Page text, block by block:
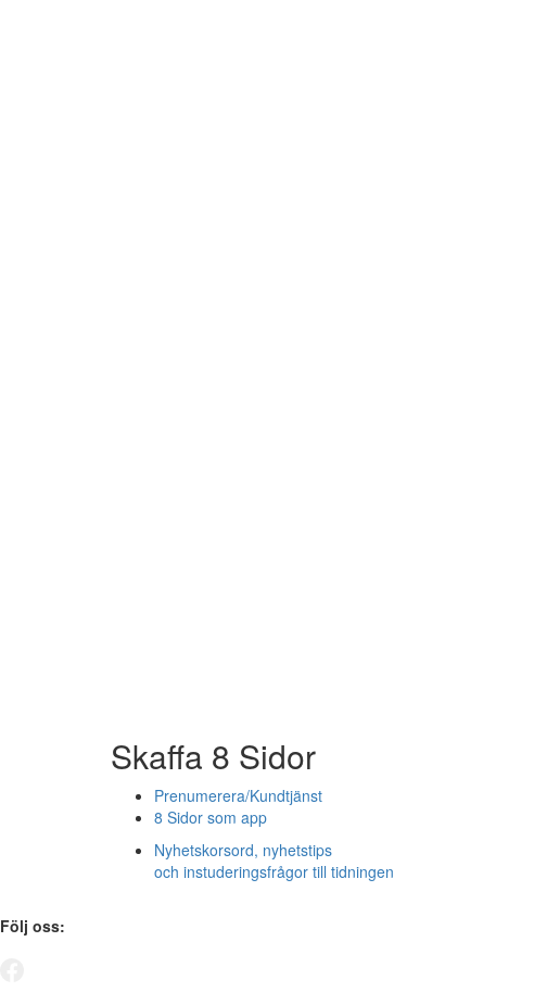
Skaffa 8 Sidor
Prenumerera/Kundtjänst
8 Sidor som app
Nyhetskorsord, nyhetstips
och instuderingsfrågor till tidningen
Följ oss: